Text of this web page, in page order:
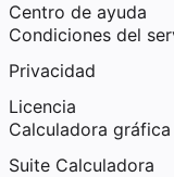
Centro de ayuda
Condiciones del
Privacidad
Licencia
Calculadora gráfica
Suite Calculadora